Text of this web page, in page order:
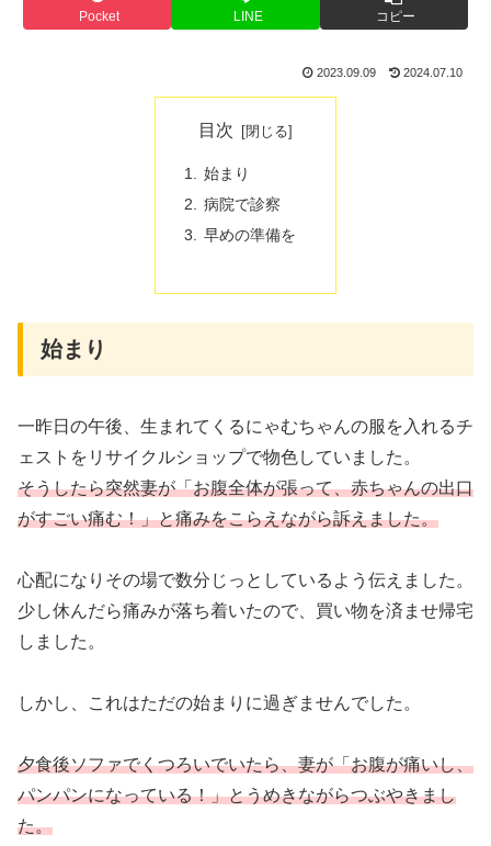
Pocket LINE コピー
2023.09.09 2024.07.10
目次
始まり
病院で診察
早めの準備を
始まり
一昨日の午後、生まれてくるにゃむちゃんの服を入れるチ
ェストをリサイクルショップで物色していました。
そうしたら突然妻が「お腹全体が張って、赤ちゃんの出口
がすごい痛む！」と痛みをこらえながら訴えました。
心配になりその場で数分じっとしているよう伝えました。
少し休んだら痛みが落ち着いたので、買い物を済ませ帰宅
しました。
しかし、これはただの始まりに過ぎませんでした。
夕食後ソファでくつろいでいたら、妻が「お腹が痛いし、
パンパンになっている！」とうめきながらつぶやきまし
た。